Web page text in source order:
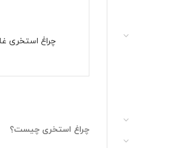
چراغ استخری
چراغ استخری چیست؟